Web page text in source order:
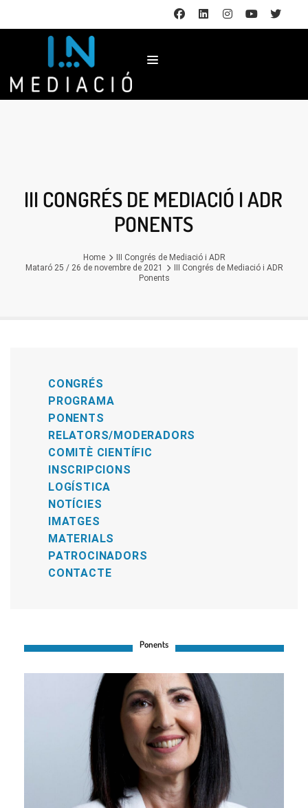
III CONGRÉS DE MEDIACIÓ I ADR
PONENTS
Home
III Congrés de Mediació i ADR
Mataró 25 / 26 de novembre de 2021
III Congrés de Mediació i ADR
Ponents
CONGRÉS
PROGRAMA
PONENTS
RELATORS/MODERADORS
COMITÈ CIENTÍFIC
INSCRIPCIONS
LOGÍSTICA
NOTÍCIES
IMATGES
MATERIALS
PATROCINADORS
CONTACTE
Ponents